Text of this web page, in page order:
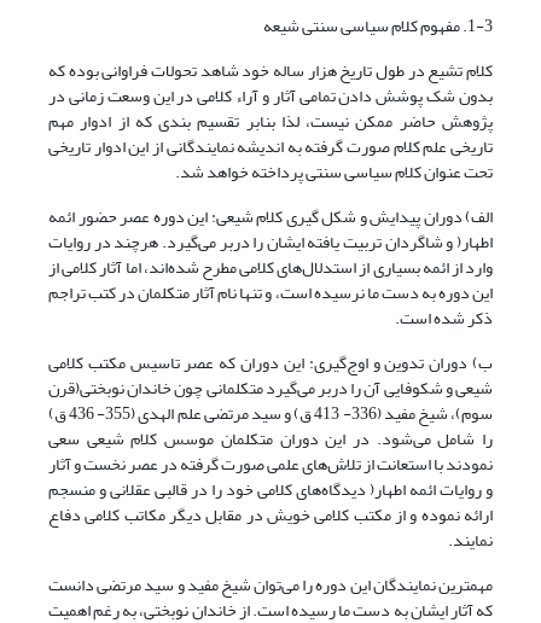
1-3. مفهوم کلام سیاسی سنتی شیعه
کلام تشیع در طول تاریخ هزار ساله خود شاهد تحولات فراوانی بوده که
بدون شک پوشش دادن تمامی آثار و آراء کلامی در این وسعت زمانی در
پژوهش حاضر ممکن نیست، لذا بنابر تقسیم بندی که از ادوار مهم
تاریخی علم کلام صورت گرفته به اندیشه نمایندگانی از این ادوار تاریخی
تحت عنوان کلام سیاسی سنتی پرداخته خواهد شد.
الف) دوران پیدایش و شکل گیری کلام شیعی: این دوره عصر حضور ائمه
اطهار( و شاگردان تربیت یافته ایشان را دربر می‌گیرد. هرچند در روایات
وارد از ائمه بسیاری از استدلال‌های کلامی مطرح شده‌اند، اما آثار کلامی از
این دوره به دست ما نرسیده است، و تنها نام آثار متکلمان در کتب تراجم
ذکر شده است.
ب) دوران تدوین و اوج‌گیری: این دوران که عصر تاسیس مکتب کلامی
شیعی و شکوفایی آن را دربر می‌گیرد متکلمانی چون خاندان نوبختی(قرن
سوم)، شیخ مفید (336- 413 ق) و سید مرتضی علم الهدی (355- 436 ق)
را شامل می‌شود. در این دوران متکلمان موسس کلام شیعی سعی
نمودند با استعانت از تلاش‌های علمی صورت گرفته در عصر نخست و آثار
و روایات ائمه اطهار( دیدگاه‌های کلامی خود را در قالبی عقلانی و منسجم
ارائه نموده و از مکتب کلامی خویش در مقابل دیگر مکاتب کلامی دفاع
نمایند.
مهمترین نمایندگان این دوره را می‌توان شیخ مفید و سید مرتضی دانست
که آثار ایشان به دست ما رسیده است. از خاندان نوبختی، به رغم اهمیت